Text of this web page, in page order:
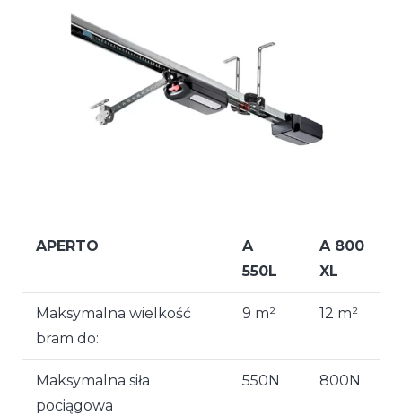
APERTO
A
550L
A 800
XL
Maksymalna wielkość
bram do:
9 m² 12 m²
Maksymalna siła
pociągowa
550N 800N